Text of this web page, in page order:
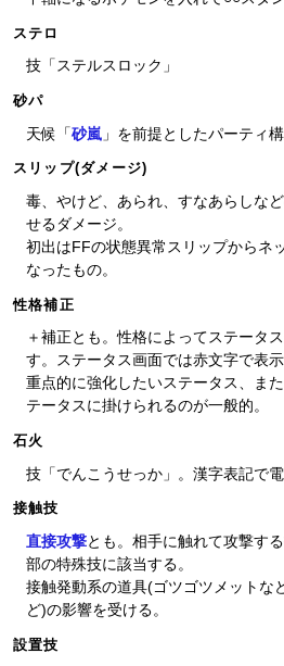
ステロ
技「ステルスロック」
砂パ
天候「砂嵐」を前提としたパーティ構
スリップ(ダメージ)
毒、やけど、あられ、すなあらしな
せるダメージ。
初出はFFの状態異常スリップからネ
なったもの。
性格補正
＋補正とも。性格によってステータ
す。ステータス画面では赤文字で表示
重点的に強化したいステータス、ま
テータスに掛けられるのが一般的。
石火
技「でんこうせっか」。漢字表記で
接触技
直接攻撃とも。相手に触れて攻撃す
部の特殊技に該当する。
接触発動系の道具(ゴツゴツメットな
ど)の影響を受ける。
設置技